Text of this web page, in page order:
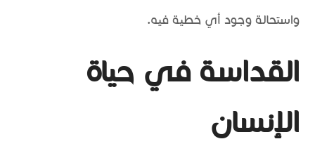
واستحالة وجود أي خطية فيه.
القداسة في حياة
الإنسان